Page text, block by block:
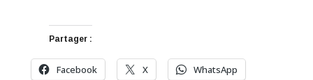
Partager :
Facebook X WhatsApp